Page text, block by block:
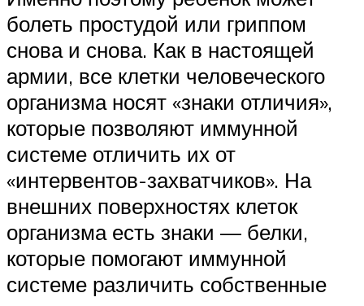
болеть простудой или гриппом
снова и снова. Как в настоящей
армии, все клетки человеческого
организма носят «знаки отличия»,
которые позволяют иммунной
системе отличить их от
«интервентов-захватчиков». На
внешних поверхностях клеток
организма есть знаки — белки,
которые помогают иммунной
системе различить собственные